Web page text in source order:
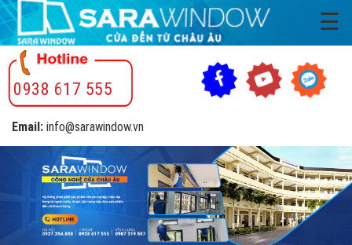
☰
0938 617 555
Email: info@sarawindow.vn